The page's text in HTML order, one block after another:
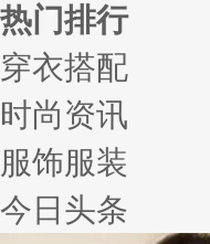
热门排行
穿衣搭配
时尚资讯
服饰服装
今日头条